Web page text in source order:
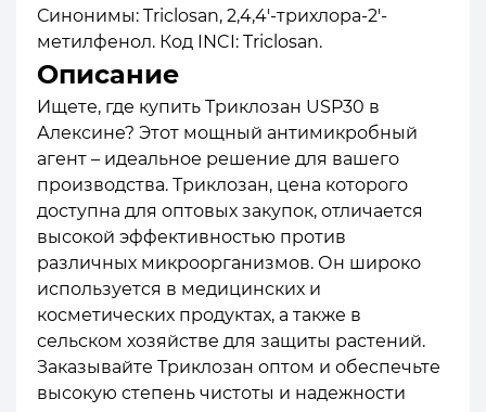
Синонимы: Triclosan, 2,4,4'-трихлора-2'-
метилфенол. Код INCI: Triclosan.
Описание
Ищете, где купить Триклозан USP30 в
Алексине? Этот мощный антимикробный
агент – идеальное решение для вашего
производства. Триклозан, цена которого
доступна для оптовых закупок, отличается
высокой эффективностью против
различных микроорганизмов. Он широко
используется в медицинских и
косметических продуктах, а также в
сельском хозяйстве для защиты растений.
Заказывайте Триклозан оптом и обеспечьте
высокую степень чистоты и надежности